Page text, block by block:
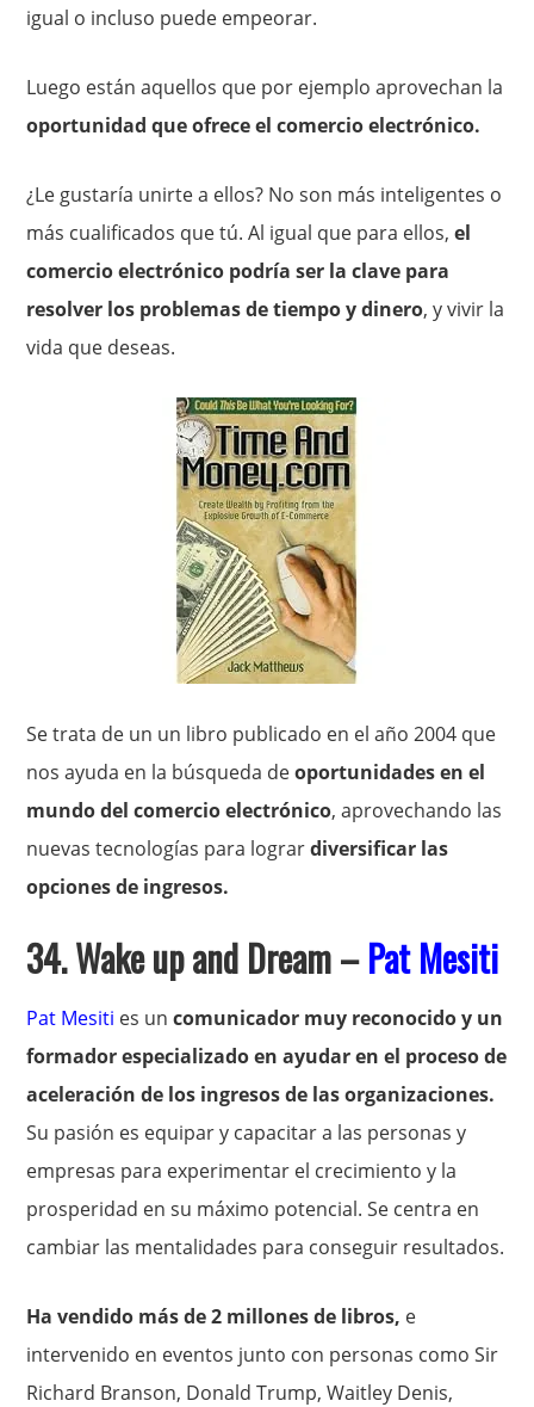
igual o incluso puede empeorar.
Luego están aquellos que por ejemplo aprovechan la
oportunidad que ofrece el comercio electrónico.
¿Le gustaría unirte a ellos? No son más inteligentes o
más cualificados que tú. Al igual que para ellos,el
comercio electrónico podría ser la clave para
resolver los problemas de tiempo y dinero, y vivir la
vida que deseas.
Se trata de un un libro publicado en el año 2004 que
nos ayuda en la búsqueda deoportunidades en el
mundo del comercio electrónico, aprovechando las
nuevas tecnologías para logrardiversificar las
opciones de ingresos.
34. Wake up and Dream –Pat Mesiti
Pat Mesiti es uncomunicador muy reconocido y un
formador especializado en ayudar en el proceso de
aceleración de los ingresos de las organizaciones.
Su pasión es equipar y capacitar a las personas y
empresas para experimentar el crecimiento y la
prosperidad en su máximo potencial. Se centra en
cambiar las mentalidades para conseguir resultados.
Ha vendido más de 2 millones de libros, e
intervenido en eventos junto con personas como Sir
Richard Branson, Donald Trump, Waitley Denis,